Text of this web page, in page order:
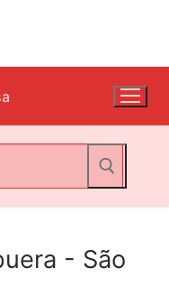
- São